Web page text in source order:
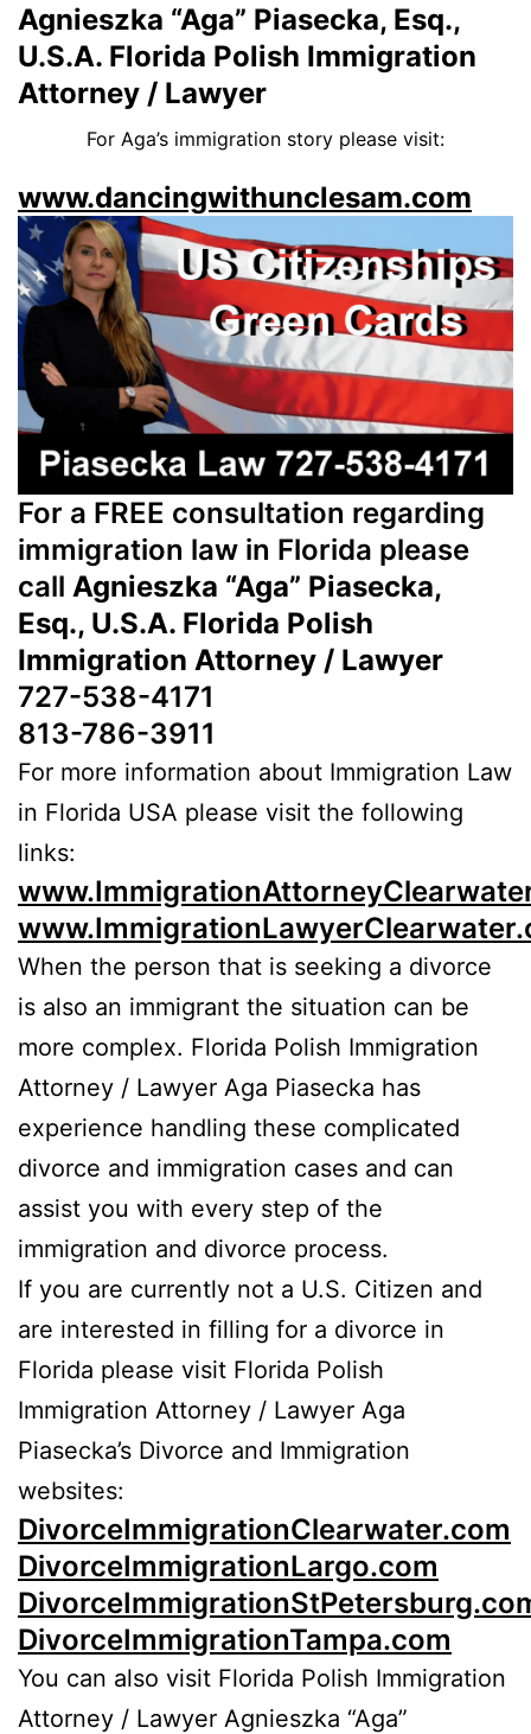
Agnieszka “Aga” Piasecka, Esq.,
U.S.A. Florida Polish Immigration
Attorney / Lawyer
For Aga’s immigration story please visit:
www.dancingwithunclesam.com
For a FREE consultation regarding
immigration law in Florida please
call Agnieszka “Aga” Piasecka,
Esq., U.S.A. Florida Polish
Immigration Attorney / Lawyer
727-538-4171
813-786-3911
For more information about Immigration Law
in Florida USA please visit the following
links:
When the person that is seeking a divorce
is also an immigrant the situation can be
more complex. Florida Polish Immigration
Attorney / Lawyer Aga Piasecka has
experience handling these complicated
divorce and immigration cases and can
assist you with every step of the
immigration and divorce process.
If you are currently not a U.S. Citizen and
are interested in filling for a divorce in
Florida please visit Florida Polish
Immigration Attorney / Lawyer Aga
Piasecka’s Divorce and Immigration
websites:
DivorceImmigrationClearwater.com
DivorceImmigrationLargo.com
DivorceImmigrationTampa.com
You can also visit Florida Polish Immigration
Attorney / Lawyer Agnieszka “Aga”